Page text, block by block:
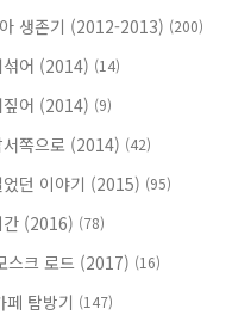
생존기 (2012-2013) (200)
섞어 (2014) (14)
짚어 (2014) (9)
쪽으로 (2014) (42)
던 이야기 (2015) (95)
간 (2016) (78)
스크 로드 (2017) (16)
페 탐방기 (147)